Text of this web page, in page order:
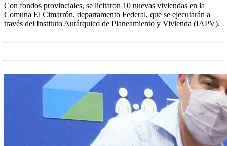
Con fondos provinciales, se licitaron 10 nuevas viviendas en la
Comuna El Cimarrón, departamento Federal, que se ejecutarán a
través del Instituto Autárquico de Planeamiento y Vivienda (IAPV).